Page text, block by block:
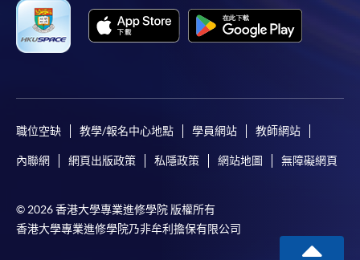
職位空缺 教學/報名中心地點 學員網站 教師網站
內聯網 網頁出版政策 私隱政策 網站地圖 無障礙網頁
© 2026 香港大學專業進修學院 版權所有
香港大學專業進修學院乃非牟利擔保有限公司